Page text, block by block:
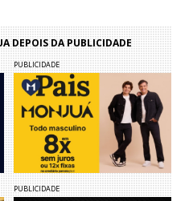
DEPOIS DA PUBLICIDADE
PUBLICIDADE
PUBLICIDADE